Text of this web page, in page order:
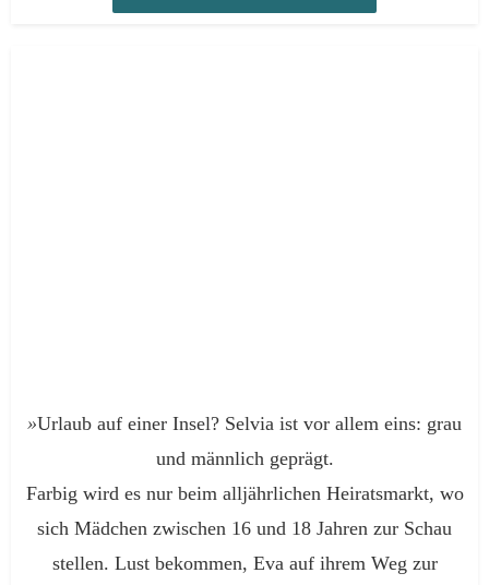
»Urlaub auf einer Insel? Selvia ist vor allem eins: grau
und männlich geprägt.
Farbig wird es nur beim alljährlichen Heiratsmarkt, wo
sich Mädchen zwischen 16 und 18 Jahren zur Schau
stellen. Lust bekommen, Eva auf ihrem Weg zur